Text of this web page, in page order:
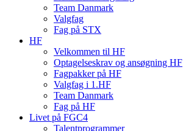
Team Danmark
Valgfag
Fag på STX
HF
Velkommen til HF
Optagelseskrav og ansøgning HF
Fagpakker på HF
Valgfag i 1.HF
Team Danmark
Fag på HF
Livet på FGC4
Talentprogrammer